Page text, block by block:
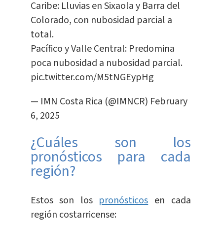
Caribe: Lluvias en Sixaola y Barra del
Colorado, con nubosidad parcial a
total.
Pacífico y Valle Central: Predomina
poca nubosidad a nubosidad parcial.
pic.twitter.com/M5tNGEypHg
— IMN Costa Rica (@IMNCR) February
6, 2025
¿Cuáles son los
pronósticos para cada
región?
Estos son los pronósticos en cada
región costarricense: